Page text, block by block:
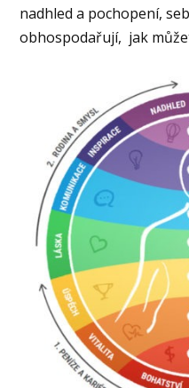
nadhled a pochopení,
obhospodařují, jak